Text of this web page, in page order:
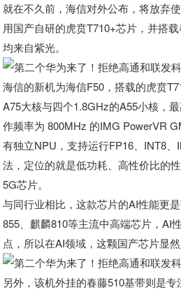
就在不久前，海信对外公布，将放弃
用国产自研的虎贲T710+芯片，并搭
均来自紫光。
海信的新机为海信F50，搭载的虎贲
A75大核与四个1.8GHz的A55小核，
作频率为 800MHz 的IMG PowerVR
有独立NPU，支持运行FP16、INT8
法，定位的就是低功耗、高性价比的
5G芯片。
与同行业相比，这款芯片的AI性能更
855、麒麟810等主流中高端芯片，AI
点，所以在AI领域，这颗国产芯片显然
另外，该机外挂的春藤510基带则是